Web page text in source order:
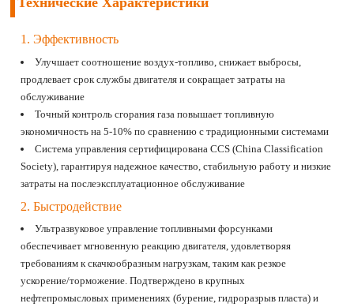
1. Эффективность
Улучшает соотношение воздух-топливо, снижает выбросы,
продлевает срок службы двигателя и сокращает затраты на
обслуживание
Точный контроль сгорания газа повышает топливную
экономичность на 5-10% по сравнению с традиционными системами
Система управления сертифицирована CCS (China Classification
Society), гарантируя надежное качество, стабильную работу и низкие
затраты на послеэксплуатационное обслуживание
2. Быстродействие
Ультразвуковое управление топливными форсунками
обеспечивает мгновенную реакцию двигателя, удовлетворяя
требованиям к скачкообразным нагрузкам, таким как резкое
ускорение/торможение. Подтверждено в крупных
нефтепромысловых применениях (бурение, гидроразрыв пласта) и